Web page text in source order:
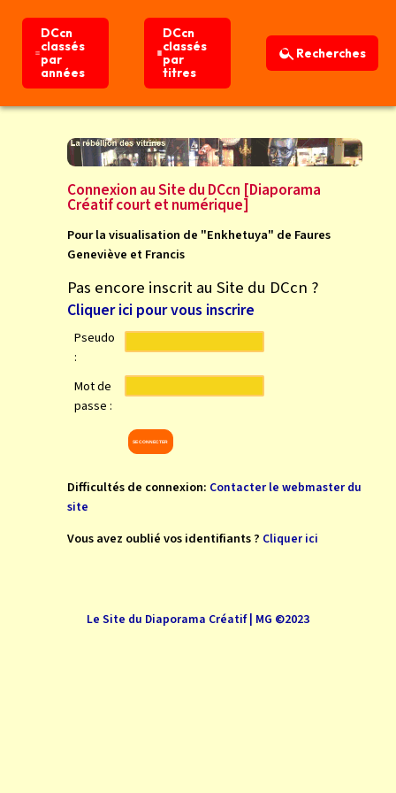
DCcn
classés
par
années
DCcn
classés
par
titres
Recherches
DCcn
classés
par
années
DCcn
classés
par
titres
Recherches
Connexion au Site du DCcn [Diaporama
Créatif court et numérique]
Pour la visualisation de "Enkhetuya" de Faures
Geneviève et Francis
Pas encore inscrit au Site du DCcn ?
Cliquer ici pour vous inscrire
Pseudo
:
Mot de
passe :
Difficultés de connexion: Contacter le webmaster du
site
Vous avez oublié vos identifiants ? Cliquer ici
Le Site du Diaporama Créatif | MG ©2023